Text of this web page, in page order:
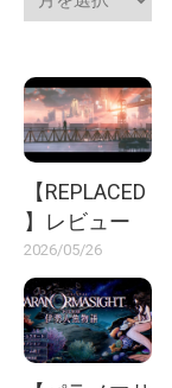
【REPLACED
】レビュー
2026/05/26